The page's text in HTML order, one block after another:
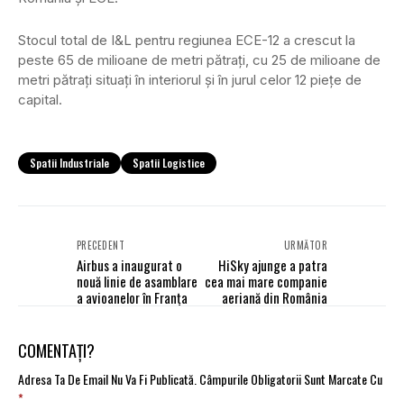
Stocul total de I&L pentru regiunea ECE-12 a crescut la
peste 65 de milioane de metri pătraţi, cu 25 de milioane de
metri pătraţi situaţi în interiorul şi în jurul celor 12 pieţe de
capital.
Spatii Industriale Spatii Logistice
PRECEDENT
Airbus a inaugurat o
nouă linie de asamblare
a avioanelor în Franța
URMĂTOR
HiSky ajunge a patra
cea mai mare companie
aeriană din România
COMENTAȚI?
Adresa Ta De Email Nu Va Fi Publicată. Câmpurile Obligatorii Sunt Marcate Cu
*